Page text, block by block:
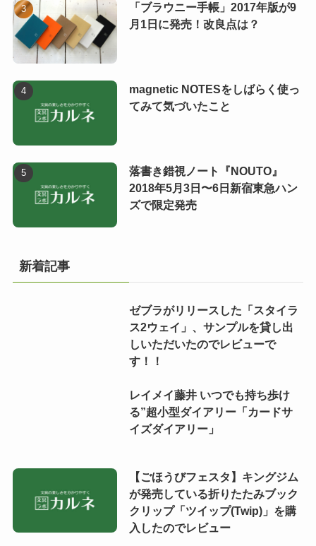
「ブラウニー手帳」2017年版が9
月1日に発売！改良点は？
magnetic NOTESをしばらく使っ
てみて気づいたこと
落書き錯視ノート『NOUTO』
2018年5月3日〜6日新宿東急ハン
ズで限定発売
新着記事
ゼブラがリリースした「スタイラ
ス2ウェイ」、サンプルを貸し出
しいただいたのでレビューで
す！！
レイメイ藤井 いつでも持ち歩け
る”超小型ダイアリー「カードサ
イズダイアリー」
【ごほうびフェスタ】キングジム
が発売している折りたたみブック
クリップ「ツイップ(Twip)」を購
入したのでレビュー